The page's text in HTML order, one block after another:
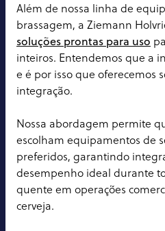
Além de nossa linha de
brassagem, a Ziemann
soluções prontas para uso
inteiros. Entendemos que a
e é por isso que oferecemos
integração.
Nossa abordagem permite
escolham equipamentos de
preferidos, garantindo
desempenho ideal durante
quente em operações
cerveja.